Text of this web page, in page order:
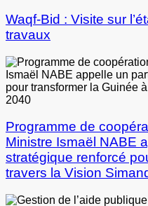
Waqf-Bid : Visite sur
travaux
Programme de
Ministre Ismaël NABE
stratégique renforcé
travers la Vision